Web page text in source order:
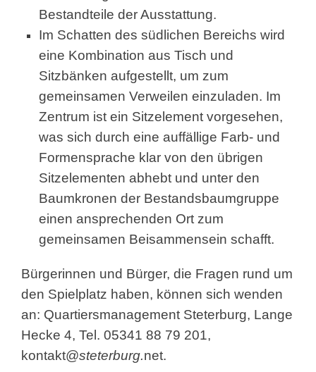
Bestandteile der Ausstattung.
Im Schatten des südlichen Bereichs wird
eine Kombination aus Tisch und
Sitzbänken aufgestellt, um zum
gemeinsamen Verweilen einzuladen. Im
Zentrum ist ein Sitzelement vorgesehen,
was sich durch eine auffällige Farb- und
Formensprache klar von den übrigen
Sitzelementen abhebt und unter den
Baumkronen der Bestandsbaumgruppe
einen ansprechenden Ort zum
gemeinsamen Beisammensein schafft.
Bürgerinnen und Bürger, die Fragen rund um
den Spielplatz haben, können sich wenden
an: Quartiersmanagement Steterburg, Lange
Hecke 4, Tel. 05341 88 79 201,
kontakt@steterburg.net.